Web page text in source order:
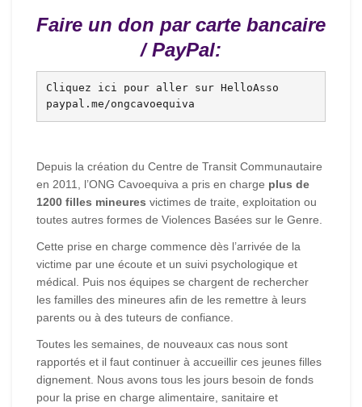
Faire un don par carte bancaire
/ PayPal:
Cliquez ici pour aller sur HelloAsso
paypal.me/ongcavoequiva
Depuis la création du Centre de Transit Communautaire
en 2011, l’ONG Cavoequiva a pris en charge plus de
1200 filles mineures victimes de traite, exploitation ou
toutes autres formes de Violences Basées sur le Genre.
Cette prise en charge commence dès l’arrivée de la
victime par une écoute et un suivi psychologique et
médical. Puis nos équipes se chargent de rechercher
les familles des mineures afin de les remettre à leurs
parents ou à des tuteurs de confiance.
Toutes les semaines, de nouveaux cas nous sont
rapportés et il faut continuer à accueillir ces jeunes filles
dignement. Nous avons tous les jours besoin de fonds
pour la prise en charge alimentaire, sanitaire et